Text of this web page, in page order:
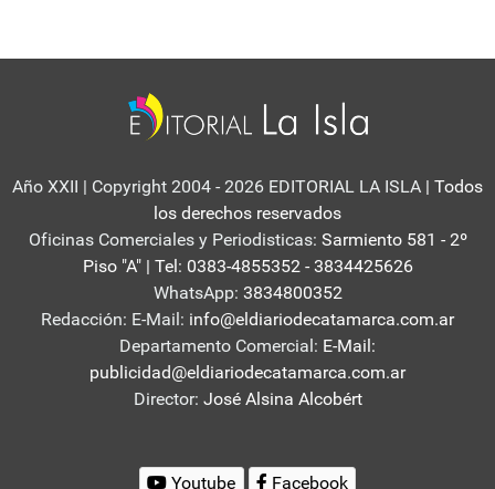
Año XXII | Copyright 2004 - 2026 EDITORIAL LA ISLA | Todos
los derechos reservados
Oficinas Comerciales y Periodisticas: Sarmiento 581 - 2º
Piso "A" | Tel: 0383-4855352 - 3834425626
WhatsApp: 3834800352
Redacción: E-Mail: info@eldiariodecatamarca.com.ar
Departamento Comercial: E-Mail:
publicidad@eldiariodecatamarca.com.ar
Director: José Alsina Alcobért
Youtube Facebook